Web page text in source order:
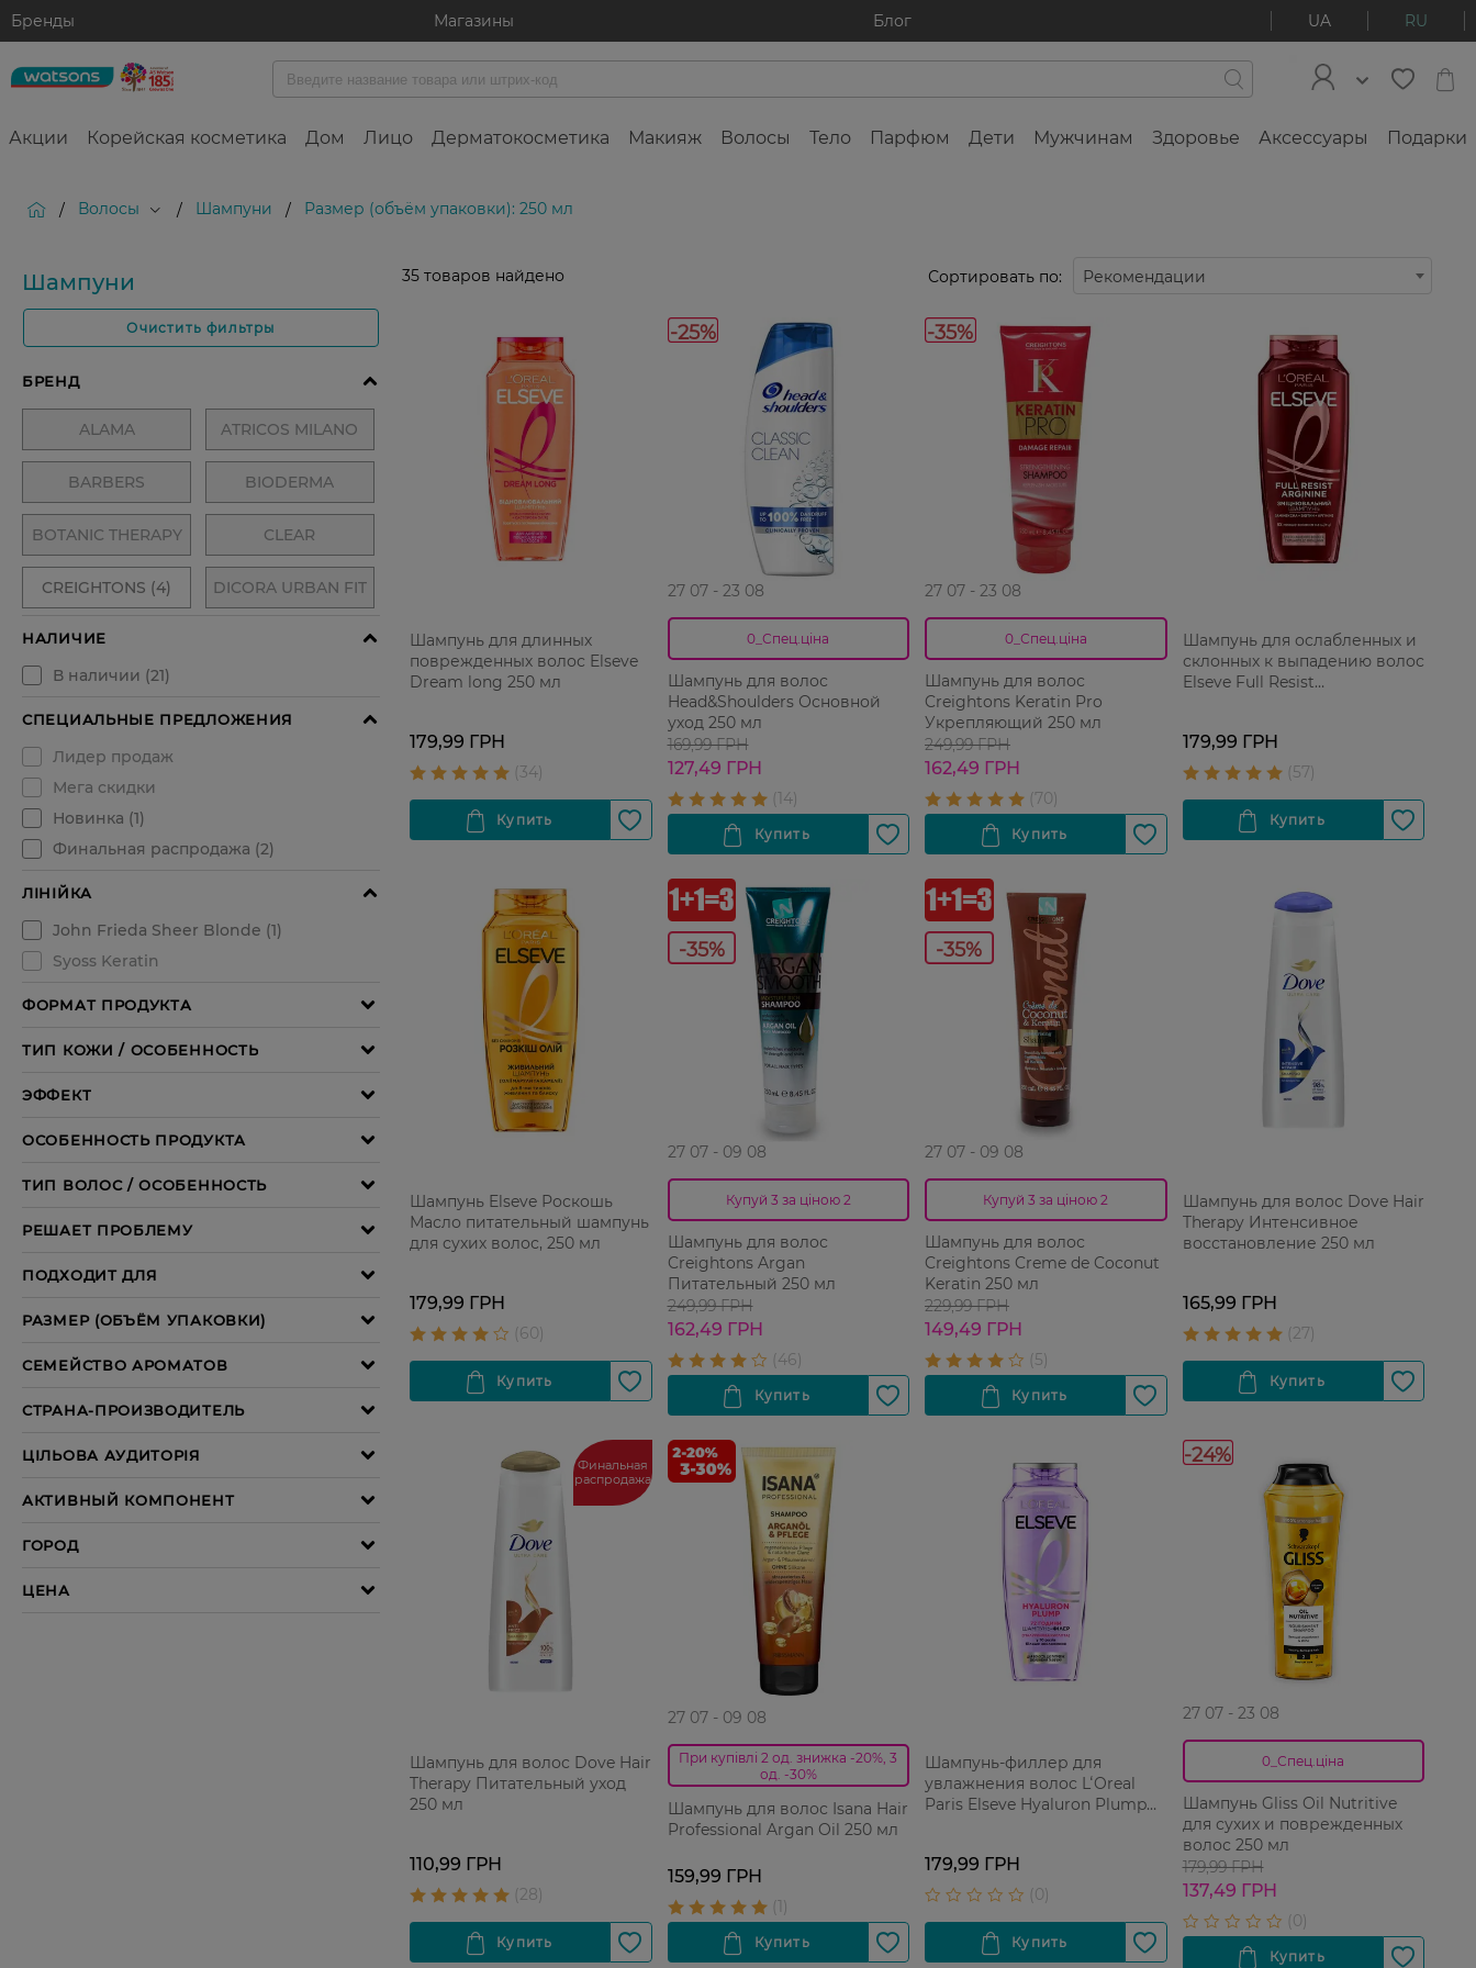
Бренды Магазины Блог UA RU
Акции Корейская косметика Дом Лицо Дерматокосметика Макияж Волосы Тело Парфюм Дети Мужчинам Здоровье Аксессуары Подарки
/ Волосы / Шампуни / Размер (объём упаковки): 250 мл
Шампуни
Очистить фильтры
35 товаров найдено Сортировать по: Рекомендации
Шампунь для длинных
поврежденных волос Elseve
Dream long 250 мл
179,99 ГРН
-25%
27 07 - 23 08
0_Спец.ціна
Шампунь для волос
Head&Shoulders Основной
уход 250 мл
169,99 ГРН
127,49 ГРН
-35%
27 07 - 23 08
0_Спец.ціна
Шампунь для волос
Creightons Keratin Pro
Укрепляющий 250 мл
249,99 ГРН
162,49 ГРН
Шампунь для ослабленных и
склонных к выпадению волос
Elseve Full Resist
179,99 ГРН
Шампунь Elseve Роскошь
Масло питательный шампунь
для сухих волос, 250 мл
179,99 ГРН
-35%
27 07 - 09 08
Купуй 3 за ціною 2
Шампунь для волос
Creightons Argan
Питательный 250 мл
249,99 ГРН
162,49 ГРН
-35%
27 07 - 09 08
Купуй 3 за ціною 2
Шампунь для волос
Creightons Creme de Coconut
Keratin 250 мл
229,99 ГРН
149,49 ГРН
Шампунь для волос Dove Hair
Therapy Интенсивное
восстановление 250 мл
165,99 ГРН
Финальная
распродажа
Шампунь для волос Dove Hair
Therapy Питательный уход
250 мл
110,99 ГРН
27 07 - 09 08
При купівлі 2 од. знижка -20%, 3
од. -30%
Шампунь для волос Isana Hair
Professional Argan Oil 250 мл
159,99 ГРН
Шампунь-филлер для
увлажнения волос LʻOreal
Paris Elseve Hyaluron Plump
179,99 ГРН
-24%
27 07 - 23 08
0_Спец.ціна
Шампунь Gliss Oil Nutritive
для сухих и поврежденных
волос 250 мл
179,99 ГРН
137,49 ГРН